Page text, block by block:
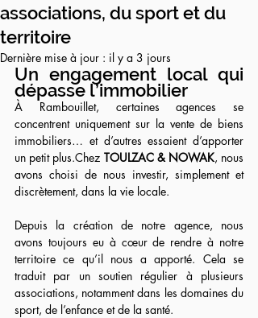
associations, du sport et du
territoire
Dernière mise à jour : il y a 3 jours
Un engagement local qui
dépasse l’immobilier
À Rambouillet, certaines agences se
concentrent uniquement sur la vente de biens
immobiliers… et d’autres essaient d’apporter
un petit plus.Chez TOULZAC & NOWAK, nous
avons choisi de nous investir, simplement et
discrètement, dans la vie locale.
Depuis la création de notre agence, nous
avons toujours eu à cœur de rendre à notre
territoire ce qu’il nous a apporté. Cela se
traduit par un soutien régulier à plusieurs
associations, notamment dans les domaines du
sport, de l’enfance et de la santé.